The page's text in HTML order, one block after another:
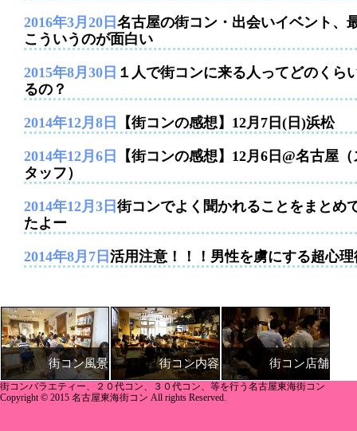
2016年3月20日 名古屋の街コン・出会いイベント、
こういうのが面白い
2015年8月30日 １人で街コンに来る人ってどのくら
るの？
2014年12月8日 【街コンの感想】12月7日(日)浜松
2014年12月6日
【街コンの感想】12月6日@名古屋（
タッフ）
2014年12月3日 街コンでよく聞かれることをまとめ
たよー
2014年8月7日 活用注意！！！男性を虜にする超心理
街コン風景 街コン内容 街コン店舗
街コンバラエティー、２０代コン、３０代コン、等を行う名古屋東海街コン
Copyright © 2015 名古屋東海街コン All rights Reserved.